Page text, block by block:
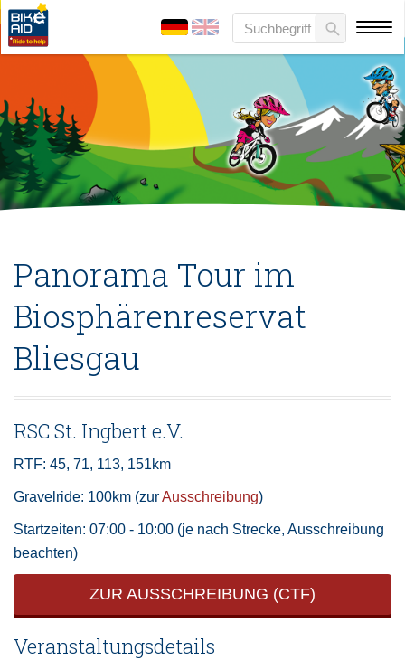
Panorama Tour im
Biosphärenreservat
Bliesgau
RSC St. Ingbert e.V.
RTF: 45, 71, 113, 151km
Gravelride: 100km (zurAusschreibung)
Startzeiten: 07:00 - 10:00 (je nach Strecke, Ausschreibung
beachten)
ZUR AUSSCHREIBUNG (CTF)
Veranstaltungsdetails